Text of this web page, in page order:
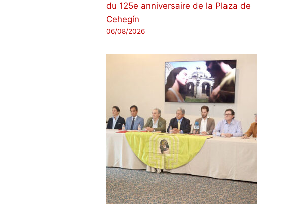
du 125e anniversaire de la Plaza de
Cehegín
06/08/2026